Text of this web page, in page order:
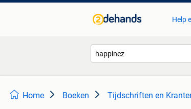
Help
Home Boeken Tijdschriften en